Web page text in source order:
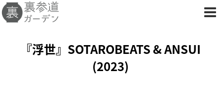
『浮世』SOTAROBEATS & ANSUI
(2023)